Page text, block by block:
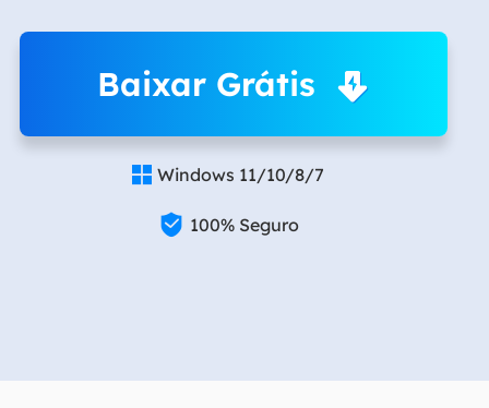
Baixar Grátis
 Windows 11/10/8/7
 100% Seguro